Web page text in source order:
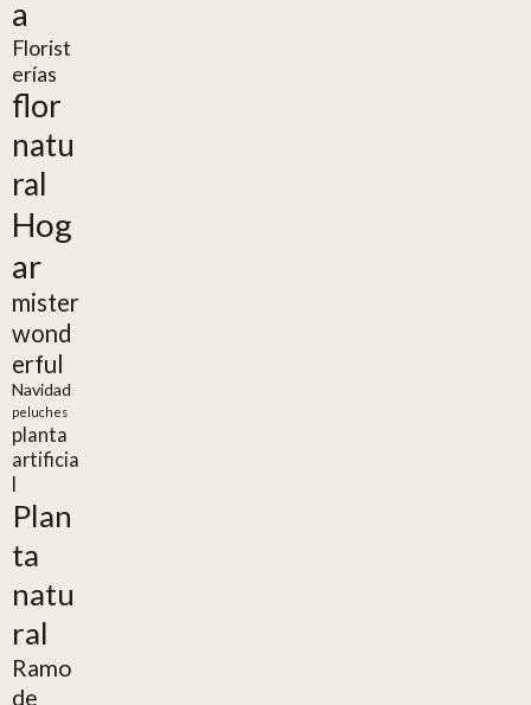
a
Florist
erías
flor
natu
ral
Hog
ar
mister
wond
erful
Navidad
peluches
planta
artificia
l
Plan
ta
natu
ral
Ramo
de